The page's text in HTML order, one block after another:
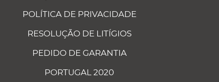
POLÍTICA DE PRIVACIDADE
RESOLUÇÃO DE LITÍGIOS
PEDIDO DE GARANTIA
PORTUGAL 2020